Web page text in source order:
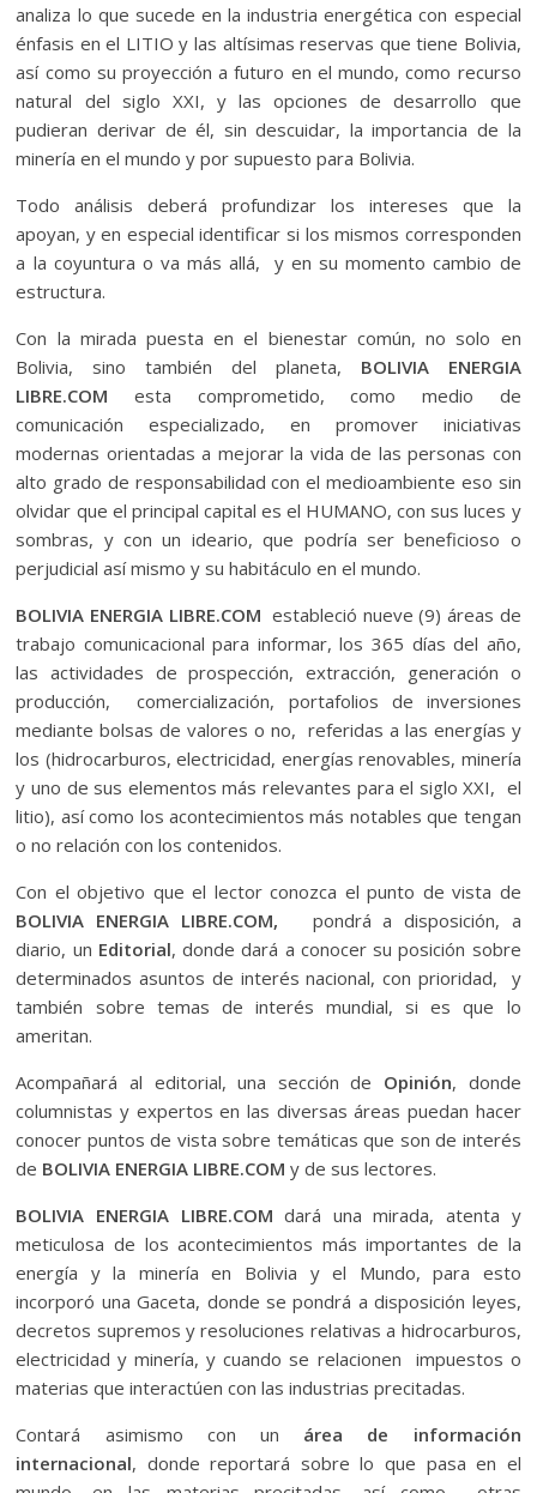
analiza lo que sucede en la industria energética con especial
énfasis en el LITIO y las altísimas reservas que tiene Bolivia,
así como su proyección a futuro en el mundo, como recurso
natural del siglo XXI, y las opciones de desarrollo que
pudieran derivar de él, sin descuidar, la importancia de la
minería en el mundo y por supuesto para Bolivia.
Todo análisis deberá profundizar los intereses que la
apoyan, y en especial identificar si los mismos corresponden
a la coyuntura o va más allá, y en su momento cambio de
estructura.
Con la mirada puesta en el bienestar común, no solo en
Bolivia, sino también del planeta, BOLIVIA ENERGIA
LIBRE.COM esta comprometido, como medio de
comunicación especializado, en promover iniciativas
modernas orientadas a mejorar la vida de las personas con
alto grado de responsabilidad con el medioambiente eso sin
olvidar que el principal capital es el HUMANO, con sus luces y
sombras, y con un ideario, que podría ser beneficioso o
perjudicial así mismo y su habitáculo en el mundo.
BOLIVIA ENERGIA LIBRE.COM estableció nueve (9) áreas de
trabajo comunicacional para informar, los 365 días del año,
las actividades de prospección, extracción, generación o
producción, comercialización, portafolios de inversiones
mediante bolsas de valores o no, referidas a las energías y
los (hidrocarburos, electricidad, energías renovables, minería
y uno de sus elementos más relevantes para el siglo XXI, el
litio), así como los acontecimientos más notables que tengan
o no relación con los contenidos.
Con el objetivo que el lector conozca el punto de vista de
BOLIVIA ENERGIA LIBRE.COM, pondrá a disposición, a
diario, un Editorial, donde dará a conocer su posición sobre
determinados asuntos de interés nacional, con prioridad, y
también sobre temas de interés mundial, si es que lo
ameritan.
Acompañará al editorial, una sección de Opinión, donde
columnistas y expertos en las diversas áreas puedan hacer
conocer puntos de vista sobre temáticas que son de interés
de BOLIVIA ENERGIA LIBRE.COM y de sus lectores.
BOLIVIA ENERGIA LIBRE.COM dará una mirada, atenta y
meticulosa de los acontecimientos más importantes de la
energía y la minería en Bolivia y el Mundo, para esto
incorporó una Gaceta, donde se pondrá a disposición leyes,
decretos supremos y resoluciones relativas a hidrocarburos,
electricidad y minería, y cuando se relacionen impuestos o
materias que interactúen con las industrias precitadas.
Contará asimismo con un área de información
internacional, donde reportará sobre lo que pasa en el